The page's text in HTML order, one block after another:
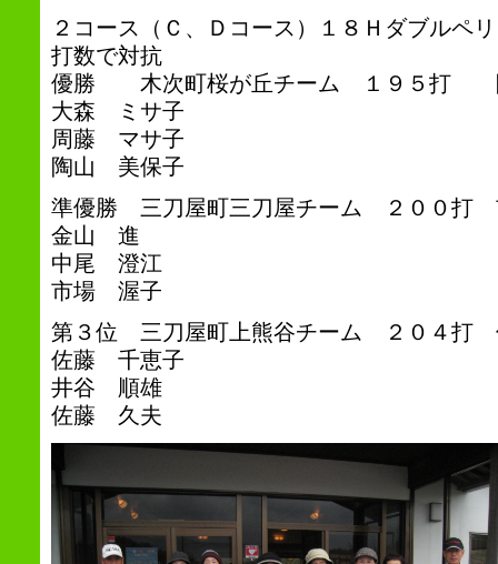
２コース（Ｃ、Ｄコース）１８Ｈダブルペ
打数で対抗
優勝 木次町桜が丘チーム １９５打
大森 ミサ子
周藤 マサ子
陶山 美保子
準優勝 三刀屋町三刀屋チーム ２００
金山 進
中尾 澄江
市場 渥子
第３位 三刀屋町上熊谷チーム ２０４
佐藤 千恵子
井谷 順雄
佐藤 久夫